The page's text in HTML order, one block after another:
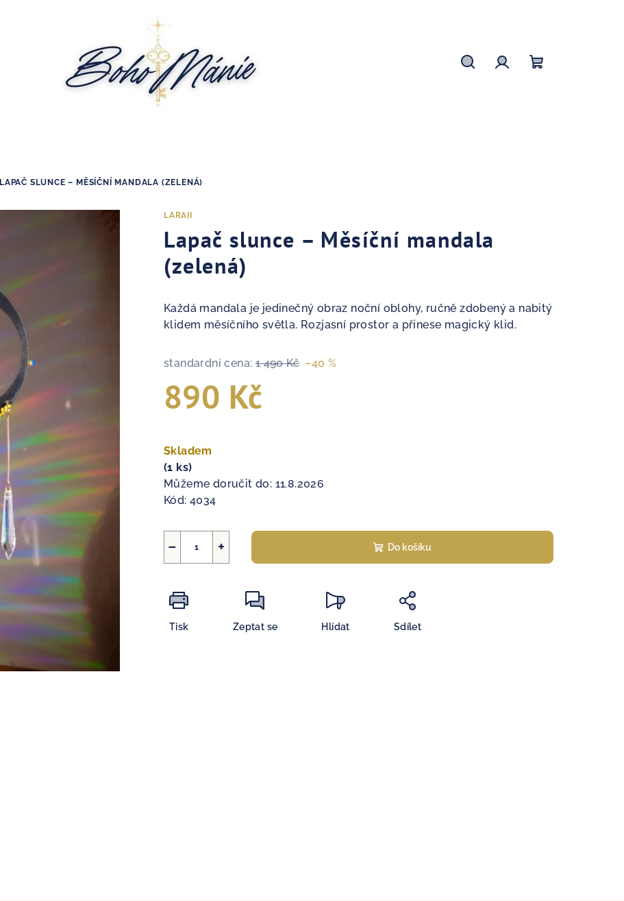
LAPAČ SLUNCE – MĚSÍČNÍ MANDALA (ZELENÁ)
LARAII
Lapač slunce – Měsíční mandala
(zelená)
Každá mandala je jedinečný obraz noční oblohy, ručně zdobený a nabitý
klidem měsíčního světla. Rozjasní prostor a přinese magický klid.
standardní cena: 1 490 Kč –40 %
890 Kč
cena:
Skladem
(1 ks)
Můžeme doručit do: 11.8.2026
Kód: 4034
+
− Do košíku
Tisk Zeptat se Hlídat Sdílet